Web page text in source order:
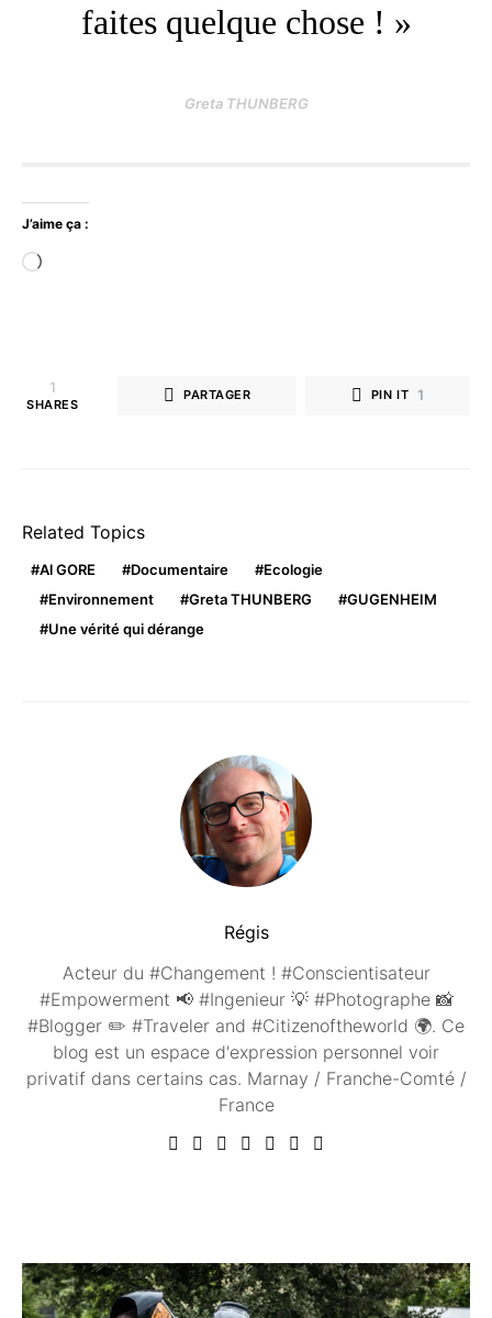
faites quelque chose ! »
Greta THUNBERG
J’aime ça :
Chargement…
1
SHARES
PARTAGER PIN IT 1
Related Topics
Al GORE Documentaire
Ecologie
Environnement
Greta THUNBERG
GUGENHEIM
Une vérité qui dérange
Régis
Acteur du #Changement ! #Conscientisateur
#Empowerment 📢 #Ingenieur 💡 #Photographe 📸
#Blogger ✏️ #Traveler and #Citizenoftheworld 🌍. Ce
blog est un espace d'expression personnel voir
privatif dans certains cas. Marnay / Franche-Comté /
France